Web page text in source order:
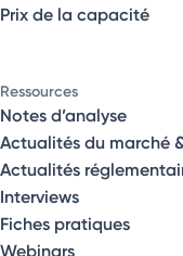
Prix de la capacité
Ressources
Notes d’analyse
Actualités du marché
Actualités
Interviews
Fiches pratiques
Webinars